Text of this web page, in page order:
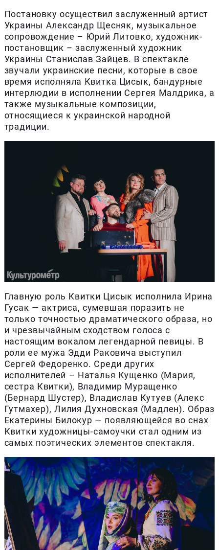
Постановку осуществил заслуженный артист
Украины Александр Щесняк, музыкальное
сопровождение – Юрий Литовко, художник-
постановщик – заслуженный художник
Украины Станислав Зайцев. В спектакле
звучали украинские песни, которые в свое
время исполняла Квитка Цисык, бандурные
интерлюдии в исполнении Сергея Малдрика, а
также музыкальные композиции,
относящиеся к украинской народной
традиции.
Главную роль Квитки Цисык исполнила Ирина
Гусак — актриса, сумевшая поразить не
только точностью драматического образа, но
и чрезвычайным сходством голоса с
настоящим вокалом легендарной певицы. В
роли ее мужа Эдди Раковича выступил
Сергей Федоренко. Среди других
исполнителей – Наталья Кущенко (Мария,
сестра Квитки), Владимир Муращенко
(Бернард Шустер), Владислав Кутуев (Алекс
Гутмахер), Лилия Духновская (Мадлен). Образ
Екатерины Билокур — появляющейся во снах
Квитки художницы-самоучки стал одним из
самых поэтических элементов спектакля.